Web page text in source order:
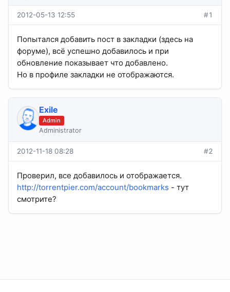
2012-05-13 12:55 #1
Попытался добавить пост в закладки (здесь на
форуме), всё успешно добавилось и при
обновление показывает что добавлено.
Но в профиле закладки не отображаются.
Exile
Admin
Administrator
2012-11-18 08:28 #2
Проверил, все добавилось и отображается.
http://torrentpier.com/account/bookmarks - тут
смотрите?